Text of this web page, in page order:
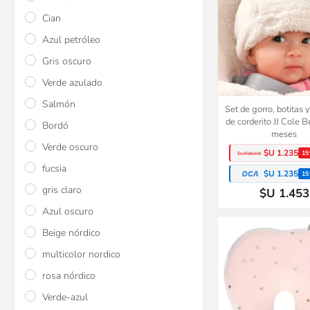
Set de gorro, botitas
de corderito JJ Cole
meses
$U 1.235
$U 1.235
$U 1.453
Cian
Azul petróleo
Gris oscuro
Verde azulado
Salmón
Bordó
Verde oscuro
fucsia
gris claro
Azul oscuro
Beige nórdico
multicolor nordico
rosa nórdico
Verde-azul